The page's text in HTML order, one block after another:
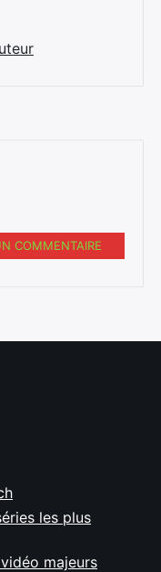
COMMENTAIRE
les plus
majeurs